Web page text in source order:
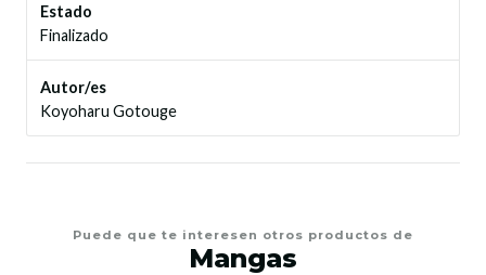
Estado
Finalizado
Autor/es
Koyoharu Gotouge
Puede que te interesen otros productos de
Mangas